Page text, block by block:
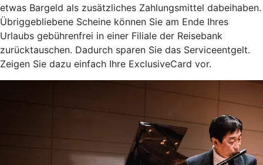
etwas Bargeld als zusätzliches Zahlungsmittel dabeihaben.
Übriggebliebene Scheine können Sie am Ende Ihres
Urlaubs gebührenfrei in einer Filiale der Reisebank
zurücktauschen. Dadurch sparen Sie das Serviceentgelt.
Zeigen Sie dazu einfach Ihre ExclusiveCard vor.